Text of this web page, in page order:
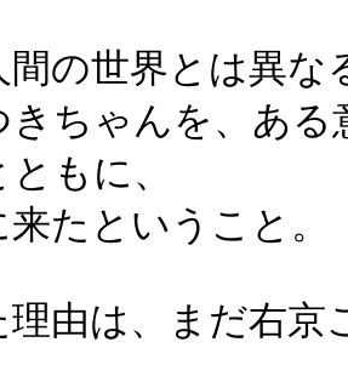
間の世界とは異な
きちゃんを、あ
もに、
たということ。
理由は、まだ右